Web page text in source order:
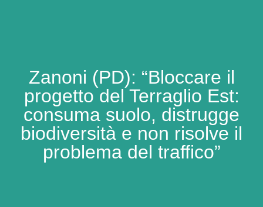
Zanoni (PD): “Bloccare il
progetto del Terraglio Est:
consuma suolo, distrugge
biodiversità e non risolve il
problema del traffico”